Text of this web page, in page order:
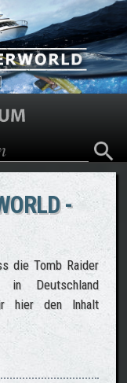
-
die Tomb Raider
in Deutschland
hier den Inhalt